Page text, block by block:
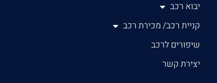
יבוא רכב
קניית רכב/ מכירת רכב
שיפורים לרכב
יצירת קשר